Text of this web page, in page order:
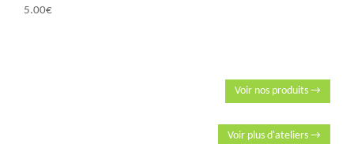
5.00€
Voir nos produits →
Voir plus d'ateliers →